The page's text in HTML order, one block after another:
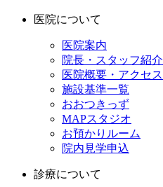
医院について
医院案内
院長・スタッフ紹介
医院概要・アクセス
施設基準一覧
おおつきっず
MAPスタジオ
お預かりルーム
院内見学申込
診療について